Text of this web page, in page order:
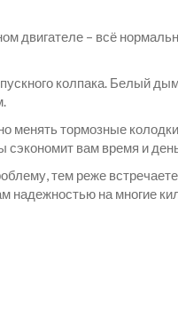
двигателе – всё
колпака. Белый
менять тормозные
вам время и
тем реже
надежностью на многие